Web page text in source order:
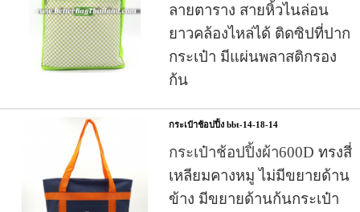
ลายตาราง สายหิ้วไนล่อน
ยาวคล้องไหล่ได้ ติดซิปที่ปาก
กระเป๋า มีแผ่นพลาสติกรอง
ก้น
กระเป๋าช้อปปิ้ง bbt-14-18-14
กระเป๋าช้อปปิ้งผ้า600D ทรงสี่
เหลียมคางหมู ไม่มีขยายด้าน
ข้าง มีขยายด้านก้นกระเป๋า